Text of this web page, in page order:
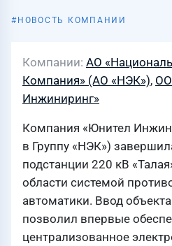
НОВОСТЬ КОМПАНИИ
Компании АО
Компания» (АО «НЭК»),
Инжиниринг»
Компания «Юнител
в Группу «НЭК»)
подстанции 220 кВ
области системой
автоматики. Ввод
позволил впервые
централизованное